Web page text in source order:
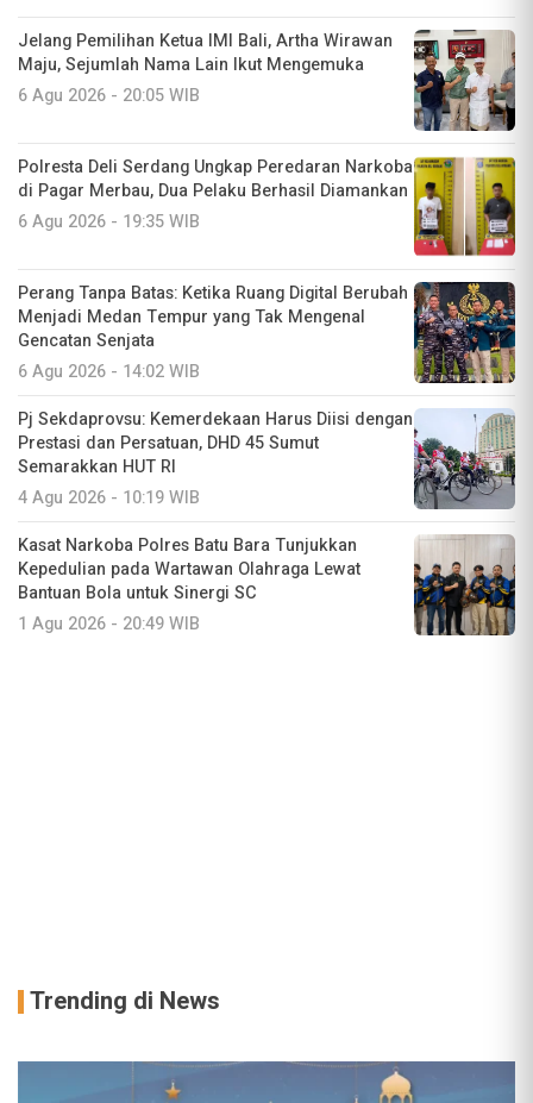
Jelang Pemilihan Ketua IMI Bali, Artha Wirawan
Maju, Sejumlah Nama Lain Ikut Mengemuka
6 Agu 2026 - 20:05 WIB
Polresta Deli Serdang Ungkap Peredaran Narkoba
di Pagar Merbau, Dua Pelaku Berhasil Diamankan
6 Agu 2026 - 19:35 WIB
Perang Tanpa Batas: Ketika Ruang Digital Berubah
Menjadi Medan Tempur yang Tak Mengenal
Gencatan Senjata
6 Agu 2026 - 14:02 WIB
Pj Sekdaprovsu: Kemerdekaan Harus Diisi dengan
Prestasi dan Persatuan, DHD 45 Sumut
Semarakkan HUT RI
4 Agu 2026 - 10:19 WIB
Kasat Narkoba Polres Batu Bara Tunjukkan
Kepedulian pada Wartawan Olahraga Lewat
Bantuan Bola untuk Sinergi SC
1 Agu 2026 - 20:49 WIB
Trending di News